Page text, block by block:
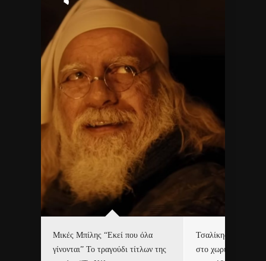
Μικές Μπίλης “Εκεί που όλα
γίνονται” Το τραγούδι τίτλων της
Τσαλίκης,
στο χωριό του Άι